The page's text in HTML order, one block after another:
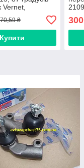
Vernet,
₴
Купити
300